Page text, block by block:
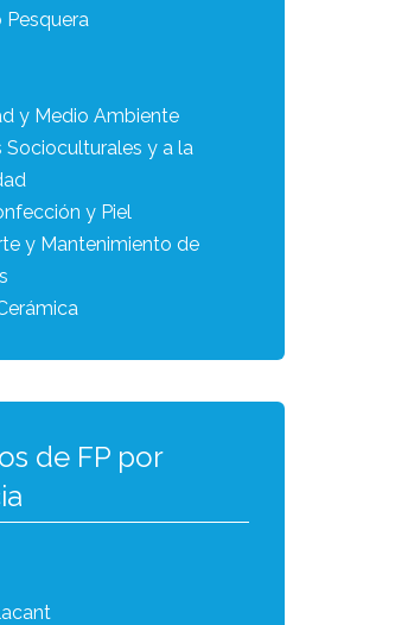
Pesquera
y Medio Ambiente
Socioculturales y a la
y Piel
y Mantenimiento de
de FP por